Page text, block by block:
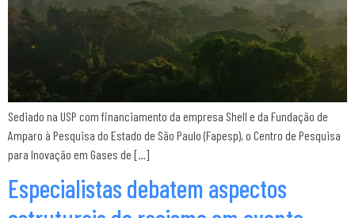
Sediado na USP com financiamento da empresa Shell e da Fundação de
Amparo à Pesquisa do Estado de São Paulo (Fapesp), o Centro de Pesquisa
para Inovação em Gases de […]
Especialistas debatem aspectos